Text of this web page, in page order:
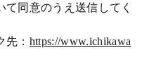
同意のうえ送信してく
先： https://www.ichikawa